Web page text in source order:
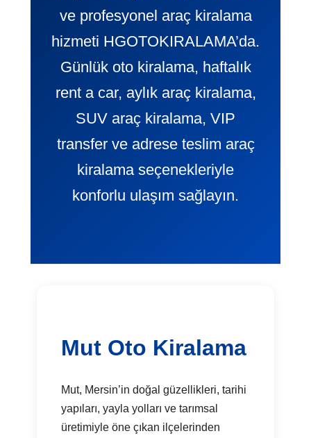
ve profesyonel araç kiralama
hizmeti HGOTOKIRALAMA’da.
Günlük oto kiralama, haftalık
rent a car, aylık araç kiralama,
SUV araç kiralama, VIP
transfer ve adrese teslim araç
kiralama seçenekleriyle
konforlu ulaşım sağlayın.
Mut Oto Kiralama
Mut, Mersin’in doğal güzellikleri, tarihi
yapıları, yayla yolları ve tarımsal
üretimiyle öne çıkan ilçelerinden